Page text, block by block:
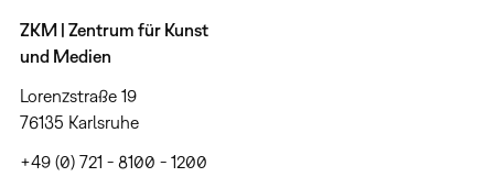
ZKM | Zentrum für Kunst
und Medien
Lorenzstraße 19
76135 Karlsruhe
+49 (0) 721 - 8100 - 1200